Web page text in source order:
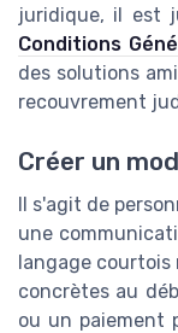
juridique, il est
Conditions
des solutions
recouvrement
Créer un
Il s'agit de
une
langage courtois
concrètes au
ou un paiement